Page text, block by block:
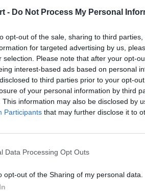
- Do Not Process My Personal
opt-out of the sale, sharing to third
for targeted advertising by us,
selection. Please note that after your opt-
interest-based ads based on personal
to third parties prior to your opt-
of your personal information by third
This information may also be disclosed by
Participants that may further disclose it to
Data Processing Opt Outs
opt-out of the Sharing of my personal data.
dziesięciu lat
graczy Counter-
tradycją HLTV 1 stycznia
zawodników minionego
podjęli próbę wyłonienia
"⁠Brehze⁠" Cayonte, trudno
Tym razem jednak zarówno on,
mogli rywalizować